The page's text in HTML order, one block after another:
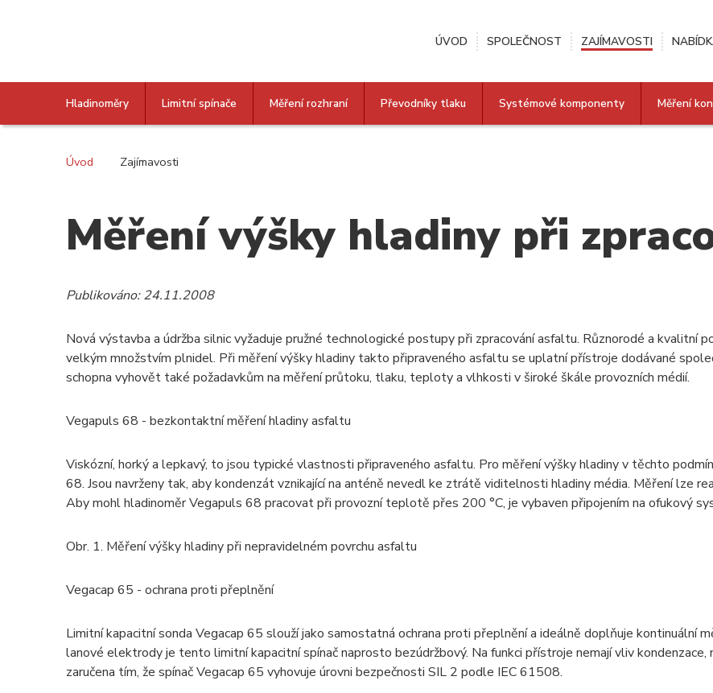
ÚVOD SPOLEČNOST ZAJÍMAVOSTI
Hladinoměry Limitní spínače Měření rozhraní Převodníky tlaku Systémové komponenty Měření
Úvod Zajímavosti
Měření výšky hladiny při
Publikováno: 24.11.2008
Nová výstavba a údržba silnic vyžaduje pružné technologické postupy při zpracování asfaltu. Různorodé a kvalitní
velkým množstvím plnidel. Při měření výšky hladiny takto připraveného asfaltu se uplatní přístroje dodávané
schopna vyhovět také požadavkům na měření průtoku, tlaku, teploty a vlhkosti v široké škále provozních médií.
Vegapuls 68 - bezkontaktní měření hladiny asfaltu
Viskózní, horký a lepkavý, to jsou typické vlastnosti připraveného asfaltu. Pro měření výšky hladiny v těchto
68. Jsou navrženy tak, aby kondenzát vznikající na anténě nevedl ke ztrátě viditelnosti hladiny média. Měření lze
Aby mohl hladinoměr Vegapuls 68 pracovat při provozní teplotě přes 200 °C, je vybaven připojením na ofukový
Obr. 1. Měření výšky hladiny při nepravidelném povrchu asfaltu
Vegacap 65 - ochrana proti přeplnění
Limitní kapacitní sonda Vegacap 65 slouží jako samostatná ochrana proti přeplnění a ideálně doplňuje kontinuální
lanové elektrody je tento limitní kapacitní spínač naprosto bezúdržbový. Na funkci přístroje nemají vliv
zaručena tím, že spínač Vegacap 65 vyhovuje úrovni bezpečnosti SIL 2 podle IEC 61508.